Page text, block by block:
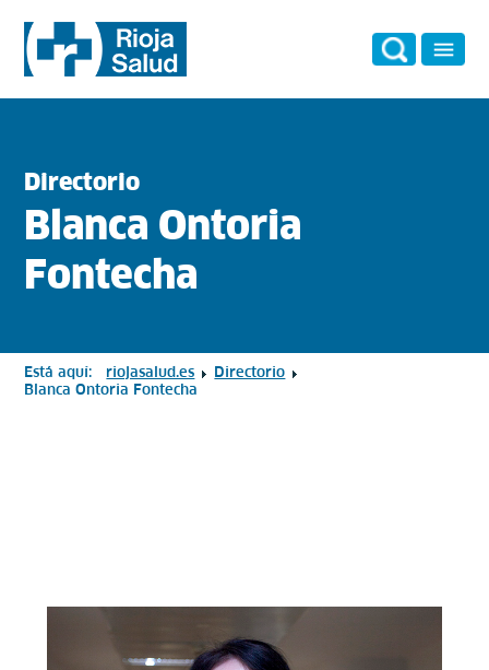
Directorio
Blanca Ontoria
Fontecha
Está aquí: riojasalud.es
Directorio
Blanca Ontoria Fontecha